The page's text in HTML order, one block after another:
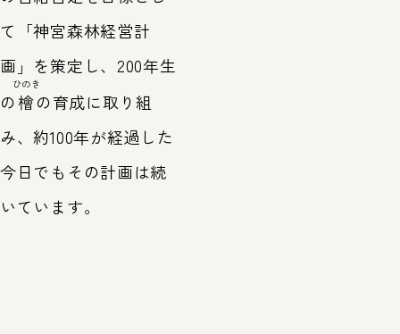
て「神宮森林経営計
画」を策定し、200年生
の檜
ひのき
の育成に取り組
み、約100年が経過した
今日でもその計画は続
いています。